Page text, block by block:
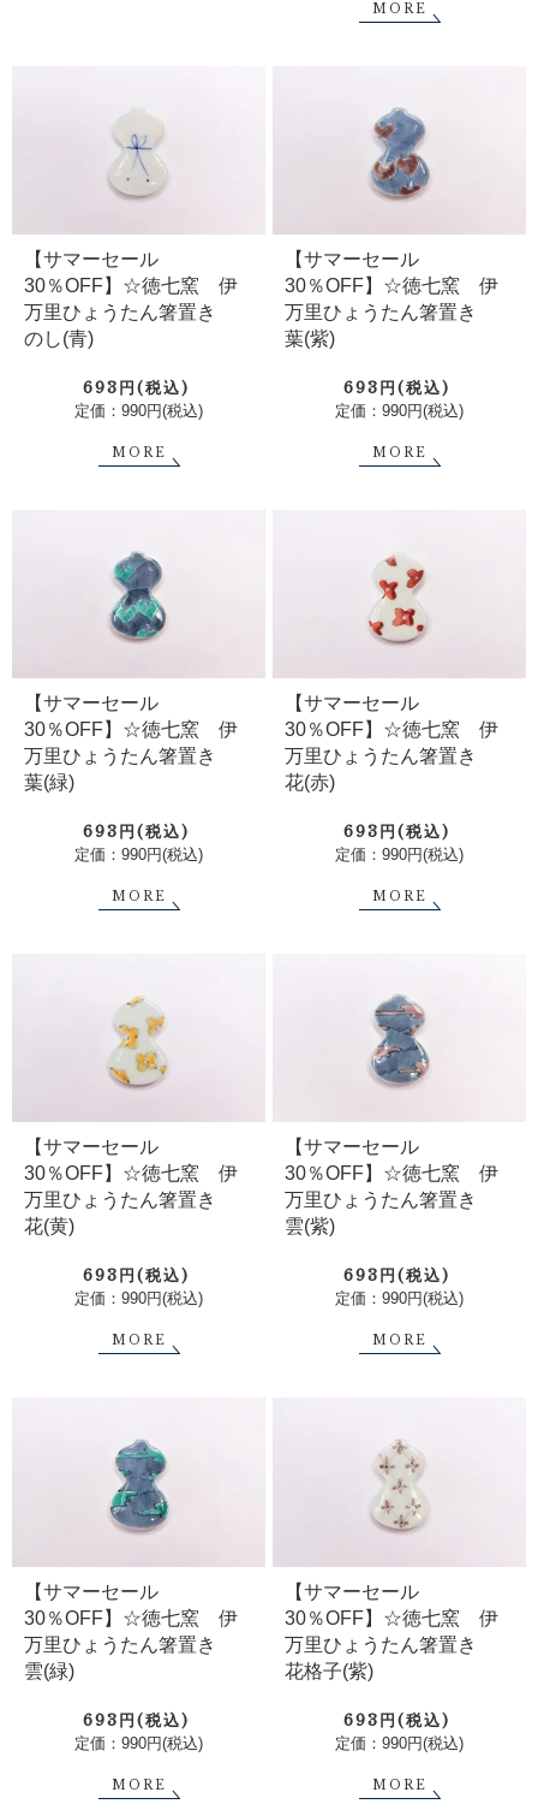
MORE
【サマーセール
30％OFF】☆徳七窯 伊
万里ひょうたん箸置き
のし(青)
693円(税込)
定価：990円(税込)
MORE
【サマーセール
30％OFF】☆徳七窯 伊
万里ひょうたん箸置き
葉(紫)
693円(税込)
定価：990円(税込)
MORE
【サマーセール
30％OFF】☆徳七窯 伊
万里ひょうたん箸置き
葉(緑)
693円(税込)
定価：990円(税込)
MORE
【サマーセール
30％OFF】☆徳七窯 伊
万里ひょうたん箸置き
花(赤)
693円(税込)
定価：990円(税込)
MORE
【サマーセール
30％OFF】☆徳七窯 伊
万里ひょうたん箸置き
花(黄)
693円(税込)
定価：990円(税込)
MORE
【サマーセール
30％OFF】☆徳七窯 伊
万里ひょうたん箸置き
雲(紫)
693円(税込)
定価：990円(税込)
MORE
【サマーセール
30％OFF】☆徳七窯 伊
万里ひょうたん箸置き
雲(緑)
693円(税込)
定価：990円(税込)
MORE
【サマーセール
30％OFF】☆徳七窯 伊
万里ひょうたん箸置き
花格子(紫)
693円(税込)
定価：990円(税込)
MORE